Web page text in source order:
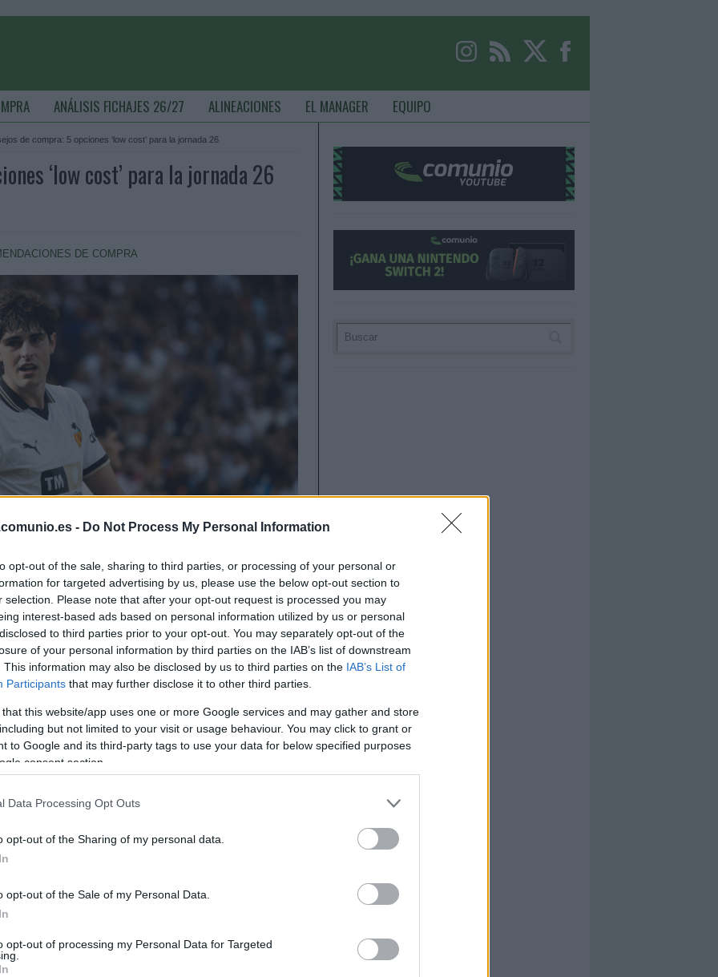
- Do Not Process My Personal Information
opt-out of the sale, sharing to third parties, or processing of your personal or
for targeted advertising by us, please use the below opt-out section to
selection. Please note that after your opt-out request is processed you may
interest-based ads based on personal information utilized by us or personal
to third parties prior to your opt-out. You may separately opt-out of the
of your personal information by third parties on the IAB’s list of downstream
This information may also be disclosed by us to third parties on the IAB’s List of
Participants that may further disclose it to other third parties.
that this website/app uses one or more Google services and may gather and store
but not limited to your visit or usage behaviour. You may click to grant or
to Google and its third-party tags to use your data for below specified purposes
consent section.
Data Processing Opt Outs
opt-out of the Sharing of my personal data.
opt-out of the Sale of my Personal Data.
opt-out of processing my Personal Data for Targeted
ANÁLISIS FICHAJES 26/27 ALINEACIONES EL MANAGER EQUIPO
de compra: 5 opciones ‘low cost’ para la jornada 26
‘low cost’ para la jornada 26
DE COMPRA
jornada 26 de Comunio con un jugador barato,
cost’ por menos de 1 millón de euros.
defensa, 960.000)
izquierdo verdiblanco en el derbi contra el
por acumulación de amonestaciones y Junior
Ricardo Rodríguez encadena cuatro partidos
sumado 13 puntos.
defensa, 910.000)